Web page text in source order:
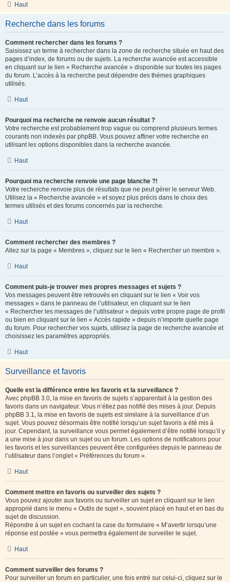
Haut
Recherche dans les forums
Comment rechercher dans les forums ?
Saisissez un terme à rechercher dans la zone de recherche située en haut des
pages d’index, de forums ou de sujets. La recherche avancée est accessible
en cliquant sur le lien « Recherche avancée » disponible sur toutes les pages
du forum. L’accès à la recherche peut dépendre des thèmes graphiques
utilisés.
Haut
Pourquoi ma recherche ne renvoie aucun résultat ?
Votre recherche est probablement trop vague ou comprend plusieurs termes
courants non indexés par phpBB. Vous pouvez affiner votre recherche en
utilisant les options disponibles dans la recherche avancée.
Haut
Pourquoi ma recherche renvoie une page blanche ?!
Votre recherche renvoie plus de résultats que ne peut gérer le serveur Web.
Utilisez la « Recherche avancée » et soyez plus précis dans le choix des
termes utilisés et des forums concernés par la recherche.
Haut
Comment rechercher des membres ?
Allez sur la page « Membres », cliquez sur le lien « Rechercher un membre ».
Haut
Comment puis-je trouver mes propres messages et sujets ?
Vos messages peuvent être retrouvés en cliquant sur le lien « Voir vos
messages » dans le panneau de l’utilisateur, en cliquant sur le lien
« Rechercher les messages de l’utilisateur » depuis votre propre page de profil
ou bien en cliquant sur le lien « Accès rapide » depuis n’importe quelle page
du forum. Pour rechercher vos sujets, utilisez la page de recherche avancée et
choisissez les paramètres appropriés.
Haut
Surveillance et favoris
Quelle est la différence entre les favoris et la surveillance ?
Avec phpBB 3.0, la mise en favoris de sujets s’apparentait à la gestion des
favoris dans un navigateur. Vous n’étiez pas notifié des mises à jour. Depuis
phpBB 3.1, la mise en favoris de sujets est similaire à la surveillance d’un
sujet. Vous pouvez désormais être notifié lorsqu’un sujet favoris a été mis à
jour. Cependant, la surveillance vous permet également d’être notifié lorsqu’il y
a une mise à jour dans un sujet ou un forum. Les options de notifications pour
les favoris et les surveillances peuvent être configurées depuis le panneau de
l’utilisateur dans l’onglet « Préférences du forum ».
Haut
Comment mettre en favoris ou surveiller des sujets ?
Vous pouvez ajouter aux favoris ou surveiller un sujet en cliquant sur le lien
approprié dans le menu « Outils de sujet », souvent placé en haut et en bas du
sujet de discussion.
Répondre à un sujet en cochant la case du formulaire « M’avertir lorsqu’une
réponse est postée » vous permettra également de surveiller le sujet.
Haut
Comment surveiller des forums ?
Pour surveiller un forum en particulier, une fois entré sur celui-ci, cliquez sur le